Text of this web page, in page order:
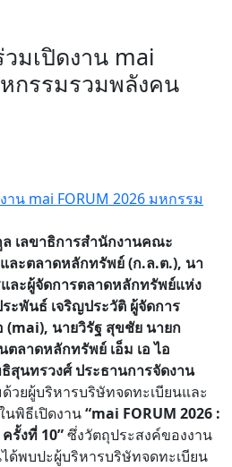
มเปิดงาน mai
กรรมรวมพลังคน
เลขาธิการสำนักงานคณะ
ละตลาดหลักทรัพย์ (ก.ล.ต.), นา
ละผู้จัดการตลาดหลักทรัพย์แห่ง
ะพันธ์ เจริญประวัติ ผู้จัดการ
(mai), นายวิรัฐ สุขชัย นายก
ลาดหลักทรัพย์ เอ็ม เอ ไอ
สุนทรวงศ์ ประธานการจัดงาน
วยผู้บริหารบริษัทจดทะเบียนและ
พิธีเปิดงาน“mai FORUM 2026 :
ครั้งที่ 10”ซึ่งวัตถุประสงค์ของงาน
ด้พบปะผู้บริหารบริษัทจดทะเบียน